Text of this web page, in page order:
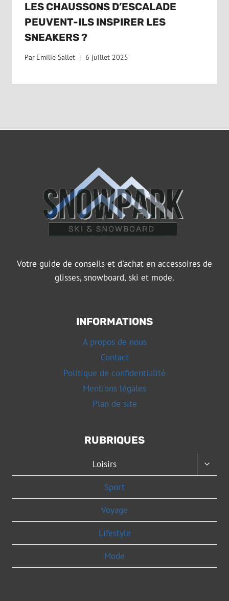
LES CHAUSSONS D’ESCALADE
PEUVENT-ILS INSPIRER LES
SNEAKERS ?
Par Emilie Sallet 6 juillet 2025
Votre guide de conseils et d'achat en accessoires de
glisses, snowboard, ski et mode.
INFORMATIONS
A propos de nous
Contact
Politique de confidentialité
Mentions légales
Plan de site
RUBRIQUES
Loisirs
Sport
Voyage
Lifestyle
Mode